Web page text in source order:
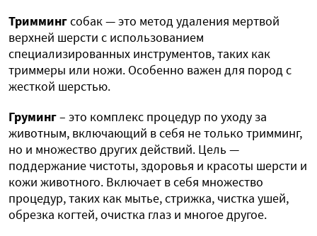
Триммингсобак — это метод удаления мертвой
верхней шерсти с использованием
специализированных инструментов, таких как
триммеры или ножи. Особенно важен для пород с
жесткой шерстью.
Груминг– это комплекс процедур по уходу за
животным, включающий в себя не только тримминг,
но и множество других действий. Цель —
поддержание чистоты, здоровья и красоты шерсти и
кожи животного. Включает в себя множество
процедур, таких как мытье, стрижка, чистка ушей,
обрезка когтей, очистка глаз и многое другое.